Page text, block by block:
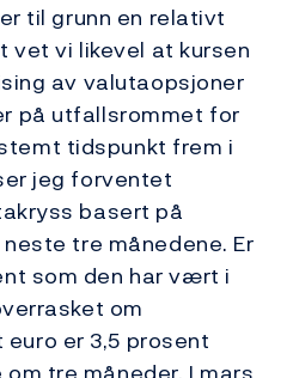
til grunn en relativt
vet vi likevel at kursen
av valutaopsjoner
på utfallsrommet for
tidspunkt frem i
jeg forventet
basert på
tre månedene. Er
som den har vært i
om
er 3,5 prosent